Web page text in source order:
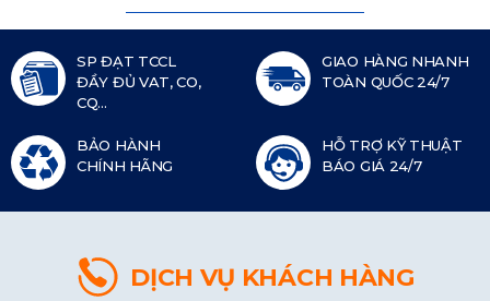
SP ĐẠT TCCL
ĐẦY ĐỦ VAT, CO,
CQ...
GIAO HÀNG NHANH
TOÀN QUỐC 24/7
BẢO HÀNH
CHÍNH HÃNG
HỖ TRỢ KỸ THUẬT
BÁO GIÁ 24/7
DỊCH VỤ KHÁCH HÀNG